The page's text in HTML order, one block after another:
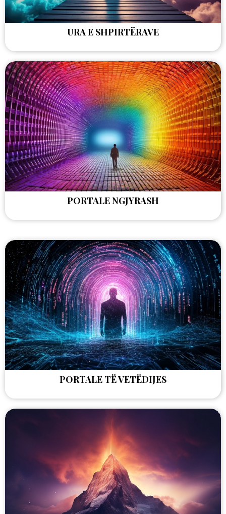
URA E SHPIRTËRAVE
PORTALE NGJYRASH
PORTALE TË VETËDIJES